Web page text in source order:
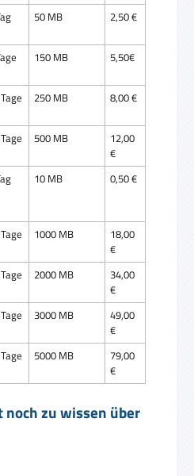
50 MB 2,50 €
150 MB 5,50€
250 MB 8,00 €
500 MB
12,00
€
10 MB 0,50 €
1000 MB
18,00
€
2000 MB
34,00
€
3000 MB
49,00
€
5000 MB
79,00
€
noch zu wissen über